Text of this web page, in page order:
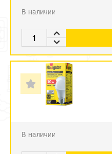
В наличии
В наличии